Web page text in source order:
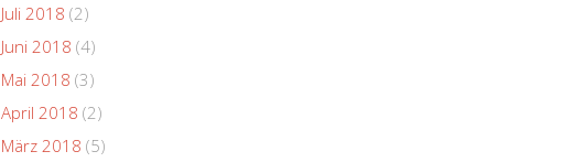
Juli 2018 (2)
Juni 2018 (4)
Mai 2018 (3)
April 2018 (2)
März 2018 (5)